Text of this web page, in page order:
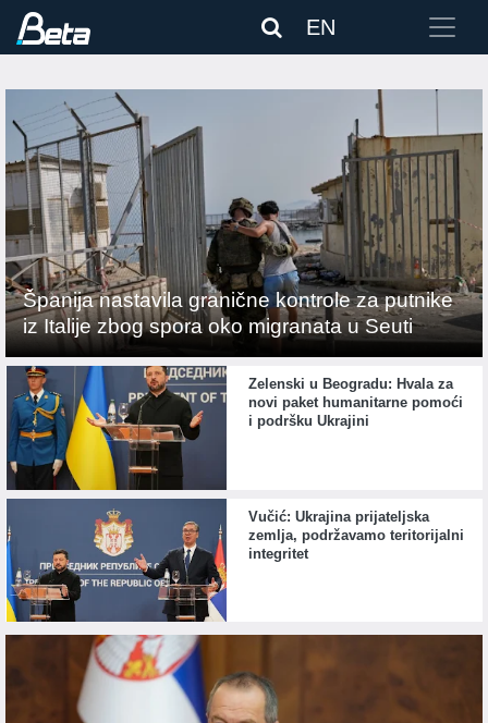
EN
Španija nastavila granične kontrole za putnike
iz Italije zbog spora oko migranata u Seuti
Zelenski u Beogradu: Hvala za
novi paket humanitarne pomoći
i podršku Ukrajini
Vučić: Ukrajina prijateljska
zemlja, podržavamo teritorijalni
integritet